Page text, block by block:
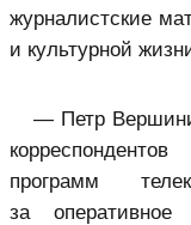
журналистские
и культурной
— Петр
программ
за оперативное